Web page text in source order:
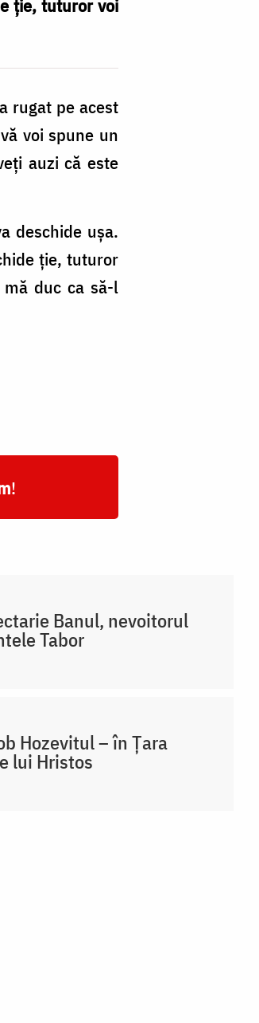
ție, tuturor voi
rugat pe acest
voi spune un
auzi că este
deschide ușa.
ție, tuturor
mă duc ca să-l
!
Banul, nevoitorul
Tabor
Hozevitul – în Țara
lui Hristos